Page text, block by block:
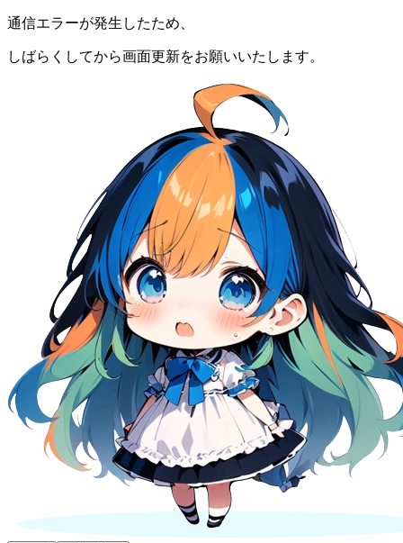
通信エラーが発生したため、
しばらくしてから画面更新をお願いいたします。